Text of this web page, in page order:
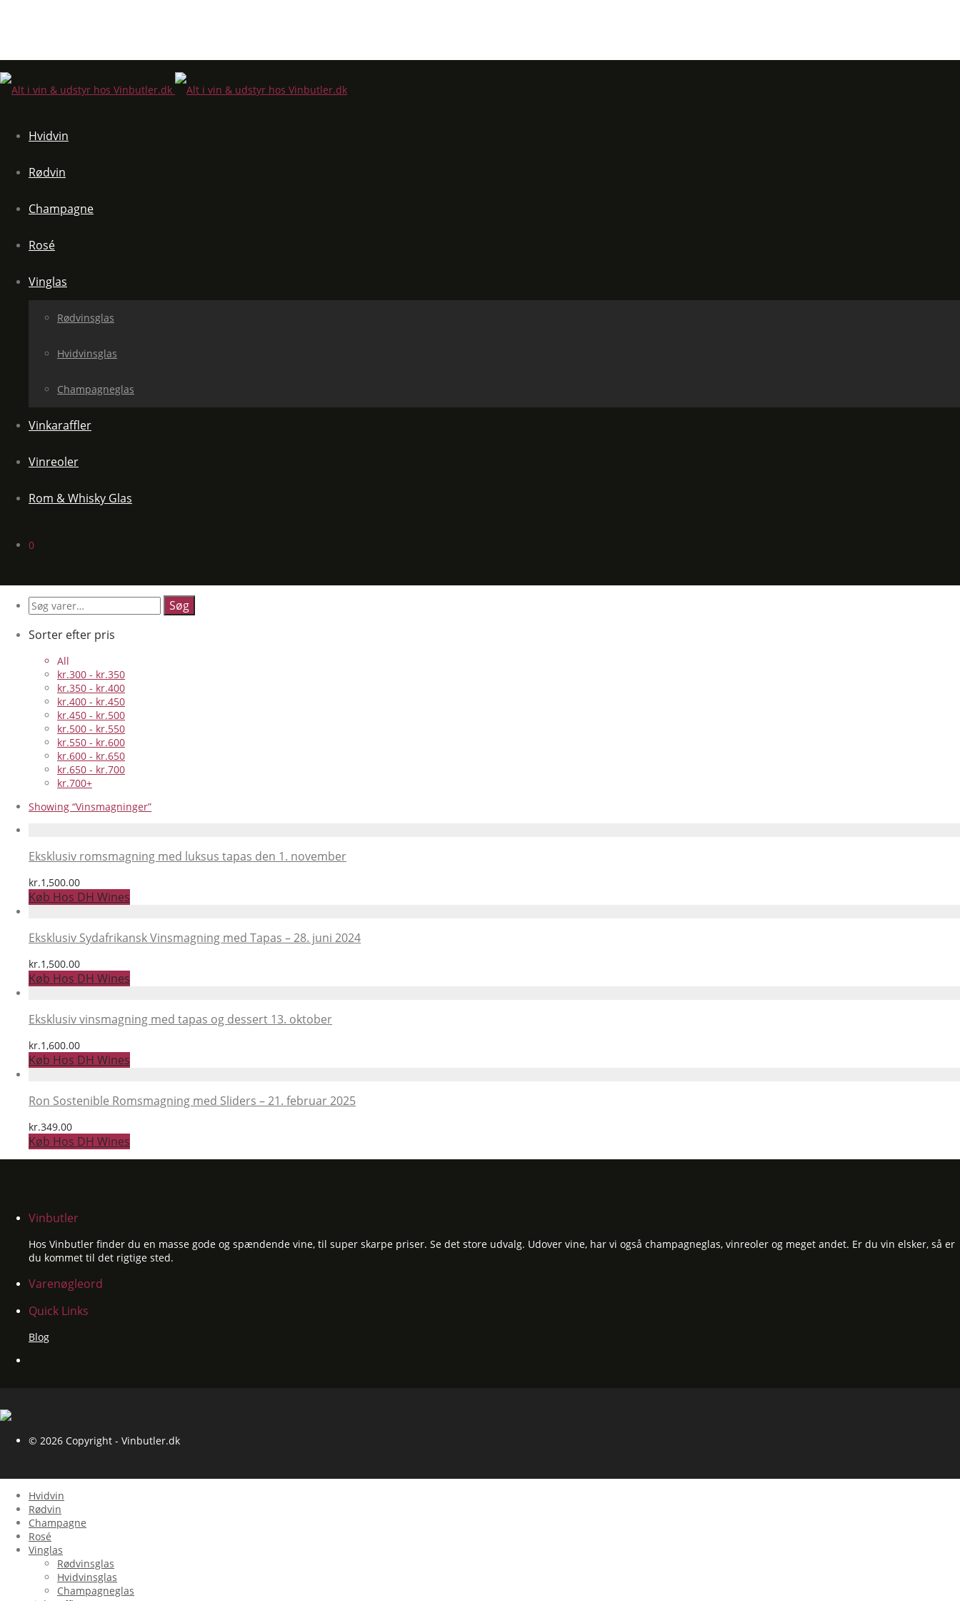
Hvidvin
Rødvin
Champagne
Rosé
Vinglas
Rødvinsglas
Hvidvinsglas
Champagneglas
Vinkaraffler
Vinreoler
Rom & Whisky Glas
0
Søg
efter:
Sorter efter pris
All
kr.300 - kr.350
kr.350 - kr.400
kr.400 - kr.450
kr.450 - kr.500
kr.500 - kr.550
kr.550 - kr.600
kr.600 - kr.650
kr.650 - kr.700
kr.700+
Showing “Vinsmagninger”
Eksklusiv romsmagning med luksus tapas den 1. november
kr.1,500.00
Køb Hos DH Wines
Eksklusiv Sydafrikansk Vinsmagning med Tapas – 28. juni 2024
kr.1,500.00
Køb Hos DH Wines
Eksklusiv vinsmagning med tapas og dessert 13. oktober
kr.1,600.00
Køb Hos DH Wines
Ron Sostenible Romsmagning med Sliders – 21. februar 2025
kr.349.00
Køb Hos DH Wines
Vinbutler
Hos Vinbutler finder du en masse gode og spændende vine, til super skarpe priser. Se det store udvalg. Udover vine, har vi også champagneglas, vinreoler og meget andet. Er du vin elsker, så er
du kommet til det rigtige sted.
Varenøgleord
Quick Links
Blog
© 2026 Copyright - Vinbutler.dk
Hvidvin
Rødvin
Champagne
Rosé
Vinglas
Rødvinsglas
Hvidvinsglas
Champagneglas